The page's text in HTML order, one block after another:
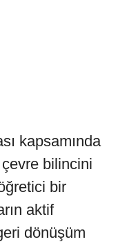
kapsamında
bilincini
bir
aktif
dönüşüm